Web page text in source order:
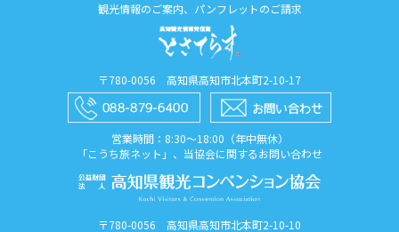
観光情報のご案内、パンフレットのご請求
〒780-0056 高知県高知市北本町2-10-17
営業時間：8:30〜18:00（年中無休）
「こうち旅ネット」、当協会に関するお問い合わせ
〒780-0056 高知県高知市北本町2-10-10